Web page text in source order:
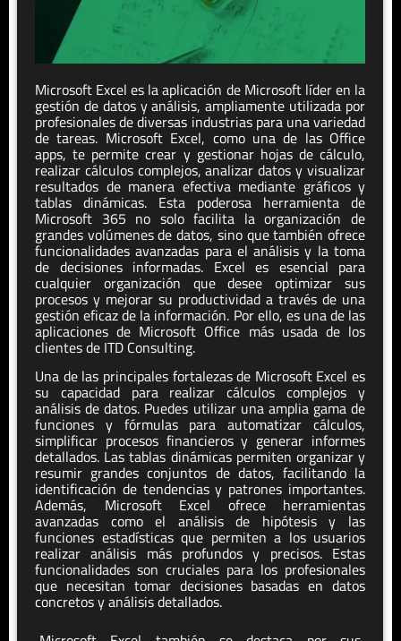
Microsoft Excel es la aplicación de Microsoft líder en la
gestión de datos y análisis, ampliamente utilizada por
profesionales de diversas industrias para una variedad
de tareas. Microsoft Excel, como una de las Office
apps, te permite crear y gestionar hojas de cálculo,
realizar cálculos complejos, analizar datos y visualizar
resultados de manera efectiva mediante gráficos y
tablas dinámicas. Esta poderosa herramienta de
Microsoft 365 no solo facilita la organización de
grandes volúmenes de datos, sino que también ofrece
funcionalidades avanzadas para el análisis y la toma
de decisiones informadas. Excel es esencial para
cualquier organización que desee optimizar sus
procesos y mejorar su productividad a través de una
gestión eficaz de la información. Por ello, es una de las
aplicaciones de Microsoft Office más usada de los
clientes de ITD Consulting.
Una de las principales fortalezas de Microsoft Excel es
su capacidad para realizar cálculos complejos y
análisis de datos. Puedes utilizar una amplia gama de
funciones y fórmulas para automatizar cálculos,
simplificar procesos financieros y generar informes
detallados. Las tablas dinámicas permiten organizar y
resumir grandes conjuntos de datos, facilitando la
identificación de tendencias y patrones importantes.
Además, Microsoft Excel ofrece herramientas
avanzadas como el análisis de hipótesis y las
funciones estadísticas que permiten a los usuarios
realizar análisis más profundos y precisos. Estas
funcionalidades son cruciales para los profesionales
que necesitan tomar decisiones basadas en datos
concretos y análisis detallados.